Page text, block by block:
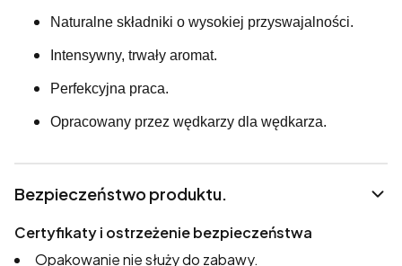
Naturalne składniki o wysokiej przyswajalności.
Intensywny, trwały aromat.
Perfekcyjna praca.
Opracowany przez wędkarzy dla wędkarza.
Bezpieczeństwo produktu.
Certyfikaty i ostrzeżenie bezpieczeństwa
Opakowanie nie służy do zabawy.